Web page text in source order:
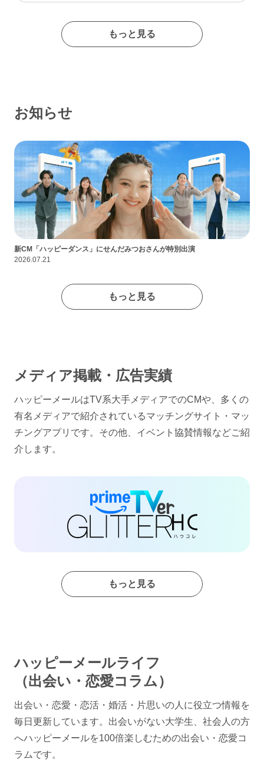
たイメージの出会い系サイトであるなんて思わなかったな…
もっと見る
お知らせ
新CM「ハッピーダンス」にせんだみつおさんが特別出演
2026.07.21
もっと見る
メディア掲載・広告実績
ハッピーメールはTV系大手メディアでのCMや、多くの
有名メディアで紹介されているマッチングサイト・マッ
チングアプリです。その他、イベント協賛情報などご紹
介します。
もっと見る
ハッピーメールライフ
（出会い・恋愛コラム）
出会い・恋愛・恋活・婚活・片思いの人に役立つ情報を
毎日更新しています。出会いがない大学生、社会人の方
へハッピーメールを100倍楽しむための出会い・恋愛コ
ラムです。